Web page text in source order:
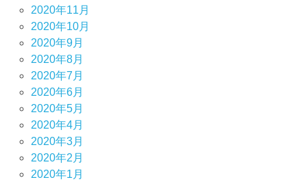
2020年11月
2020年10月
2020年9月
2020年8月
2020年7月
2020年6月
2020年5月
2020年4月
2020年3月
2020年2月
2020年1月